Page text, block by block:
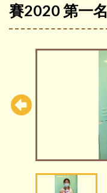
賽2020 第一名